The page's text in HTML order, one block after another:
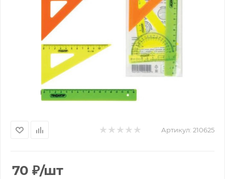
Артикул: 210625
70 ₽/шт